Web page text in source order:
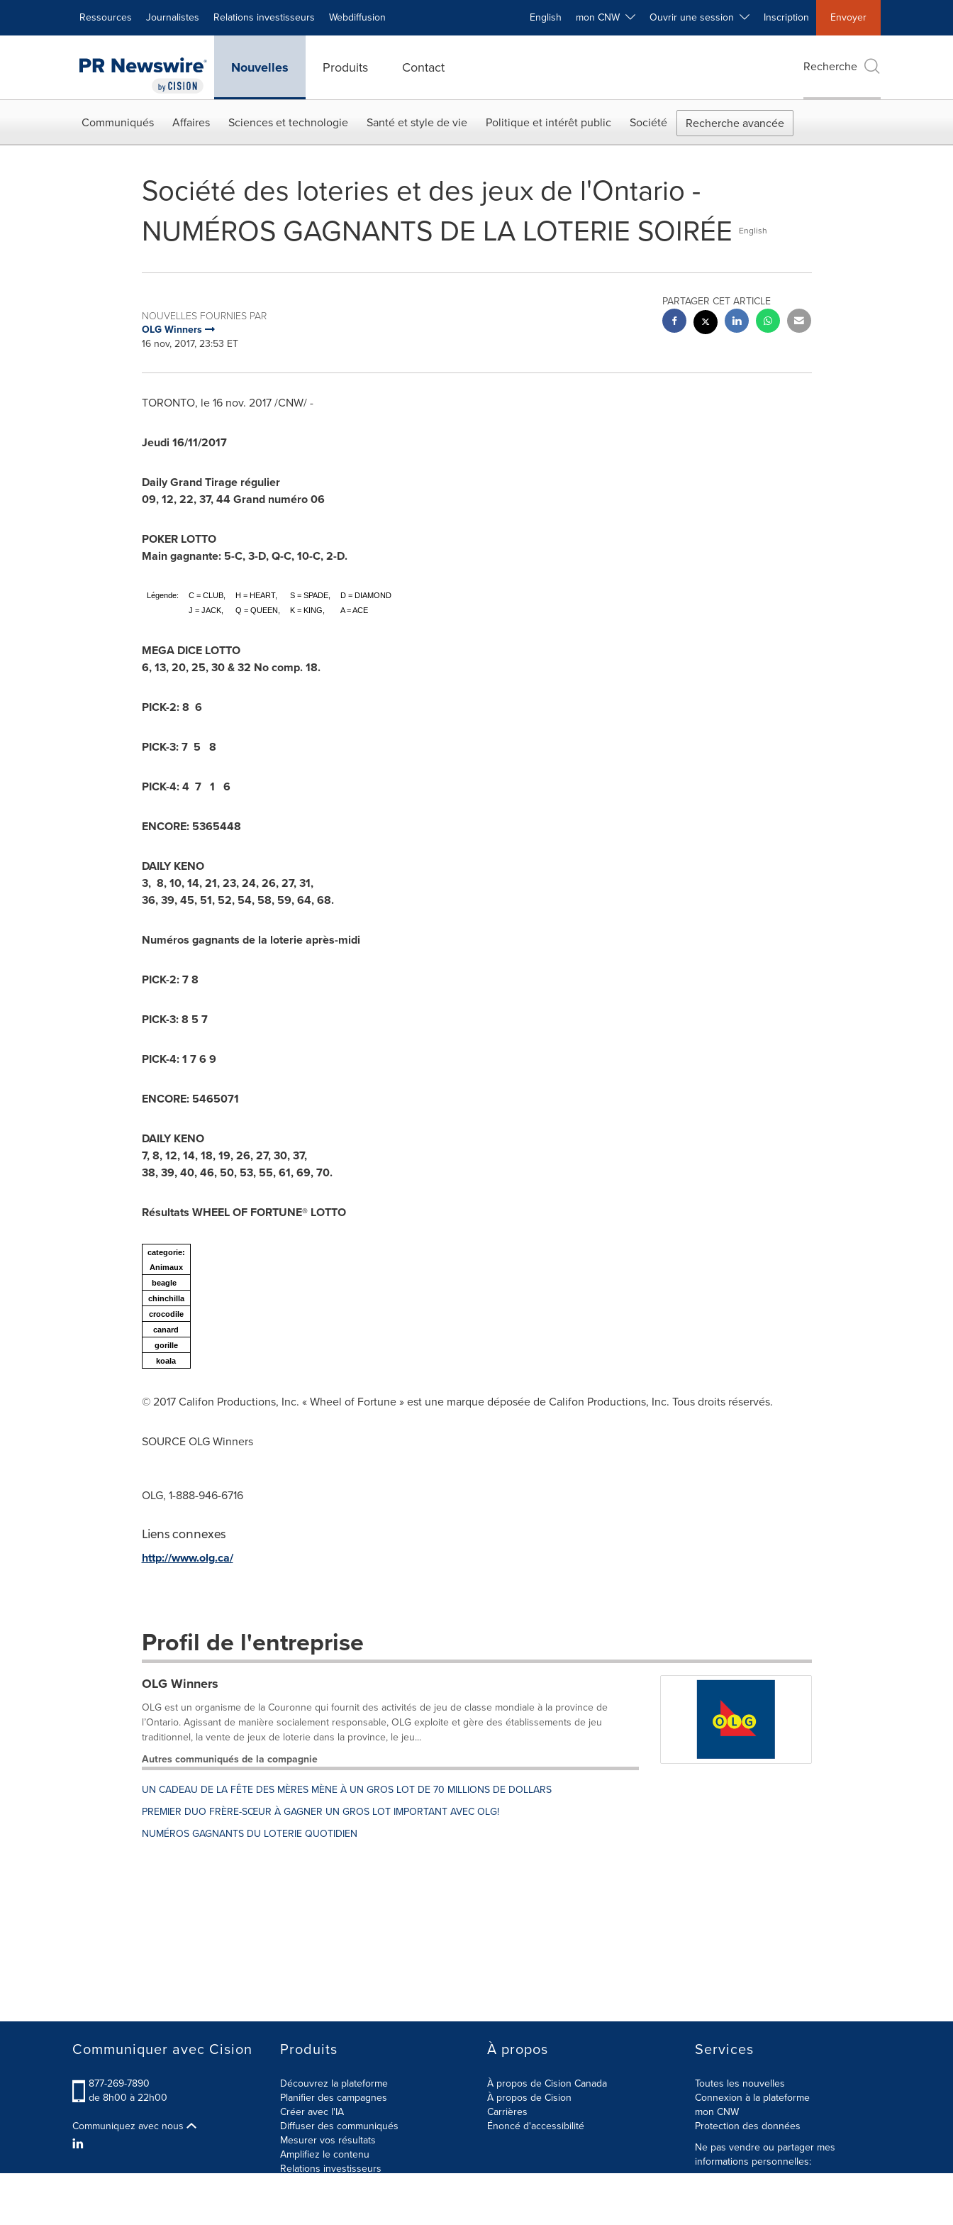
Ressources Journalistes Relations investisseurs Webdiffusion English mon CNW Ouvrir une session Inscription Envoyer
Nouvelles Produits Contact Recherche
Communiqués Affaires Sciences et technologie Santé et style de vie Politique et intérêt public Société Recherche avancée
Société des loteries et des jeux de l'Ontario -
NUMÉROS GAGNANTS DE LA LOTERIE SOIRÉE
English
NOUVELLES FOURNIES PAR
OLG Winners
16 nov, 2017, 23:53 ET
PARTAGER CET ARTICLE
TORONTO, le16 nov. 2017/CNW/ -
Jeudi 16/11/2017
Daily Grand Tirage régulier
09, 12, 22, 37, 44Grand numéro 06
POKER LOTTO
Main gagnante: 5-C, 3-D, Q-C, 10-C, 2-D.
Légende: C = CLUB, H = HEART, S = SPADE,
D = DIAMOND
J = JACK,
Q = QUEEN, K = KING, A = ACE
MEGA DICE LOTTO
6, 13, 20, 25, 30 & 32 No comp. 18.
PICK-2: 8 6
PICK-3: 7 5 8
PICK-4: 4 7 1 6
ENCORE: 5365448
DAILY KENO
3, 8, 10, 14, 21, 23, 24, 26, 27, 31,
36, 39, 45, 51, 52, 54, 58, 59, 64, 68.
Numéros gagnants de la loterie après-midi
PICK-2: 7 8
PICK-3: 8 5 7
PICK-4: 1 7 6 9
ENCORE: 5465071
DAILY KENO
7, 8, 12, 14, 18, 19, 26, 27, 30, 37,
38, 39, 40, 46, 50, 53, 55, 61, 69, 70.
Résultats WHEEL OF FORTUNE® LOTTO
categorie:
Animaux
beagle
chinchilla
crocodile
canard
gorille
koala
© 2017 Califon Productions, Inc. « Wheel of Fortune » est une marque déposée de Califon Productions, Inc. Tous droits réservés.
SOURCE OLG Winners
OLG, 1-888-946-6716
Liens connexes
http://www.olg.ca/
Profil de l'entreprise
OLG Winners
OLG est un organisme de la Couronne qui fournit des activités de jeu de classe mondiale à la province de
l’Ontario. Agissant de manière socialement responsable, OLG exploite et gère des établissements de jeu
traditionnel, la vente de jeux de loterie dans la province, le jeu...
Autres communiqués de la compagnie
UN CADEAU DE LA FÊTE DES MÈRES MÈNE À UN GROS LOT DE 70 MILLIONS DE DOLLARS
PREMIER DUO FRÈRE-SŒUR À GAGNER UN GROS LOT IMPORTANT AVEC OLG!
NUMÉROS GAGNANTS DU LOTERIE QUOTIDIEN
Communiquer avec Cision
877-269-7890
de 8h00 à 22h00
Communiquez avec nous
Produits
Découvrez la plateforme
Planifier des campagnes
Créer avec l'IA
Diffuser des communiqués
Mesurer vos résultats
Amplifiez le contenu
Relations investisseurs
À propos
À propos de Cision Canada
À propos de Cision
Carrières
Énoncé d'accessibilité
Services
Toutes les nouvelles
Connexion à la plateforme
mon CNW
Protection des données
Ne pas vendre ou partager mes
informations personnelles: